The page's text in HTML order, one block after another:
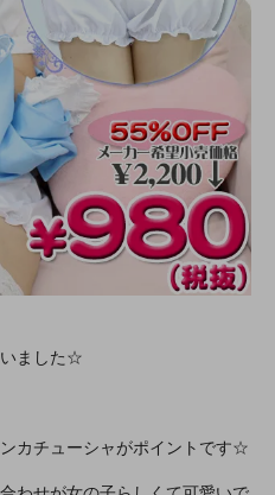
いました☆
カチューシャがポイントです☆